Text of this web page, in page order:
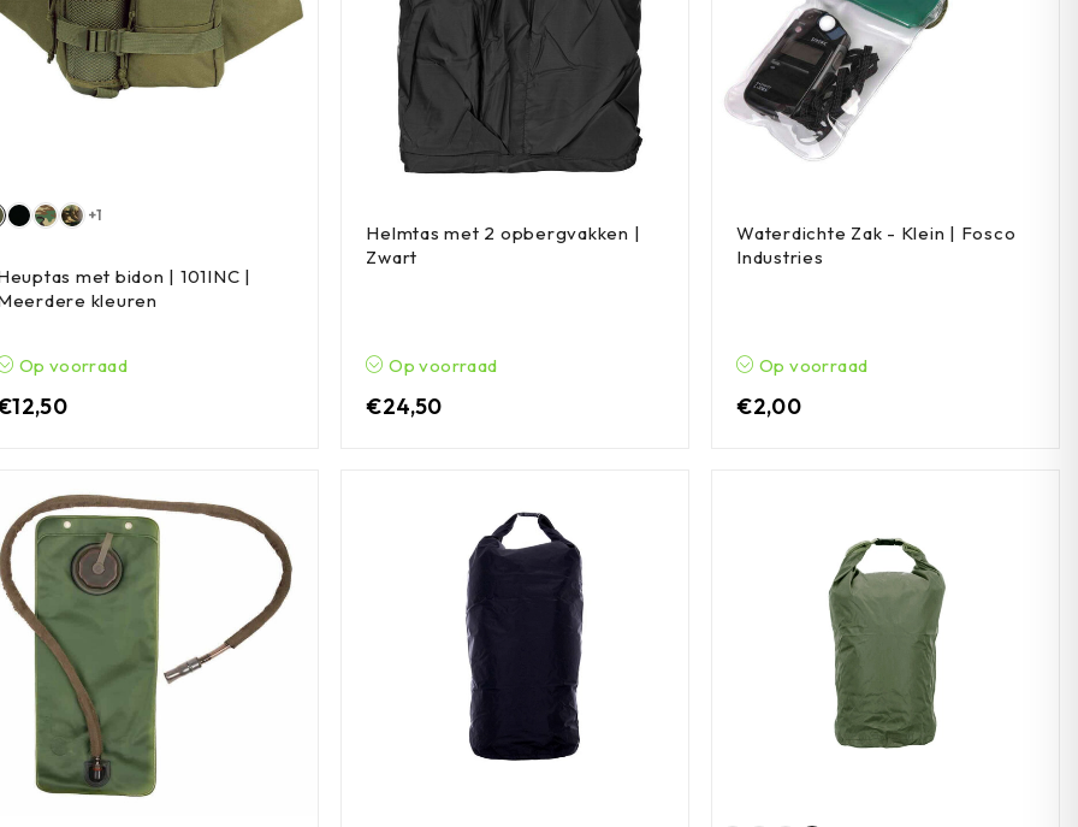
+1
met bidon | 101INC |
kleuren
Op voorraad
12,50
Helmtas met 2 opbergvakken |
Zwart
Op voorraad
€24,50
Waterdichte Zak - Klein | Fosco
Industries
Op voorraad
€2,00